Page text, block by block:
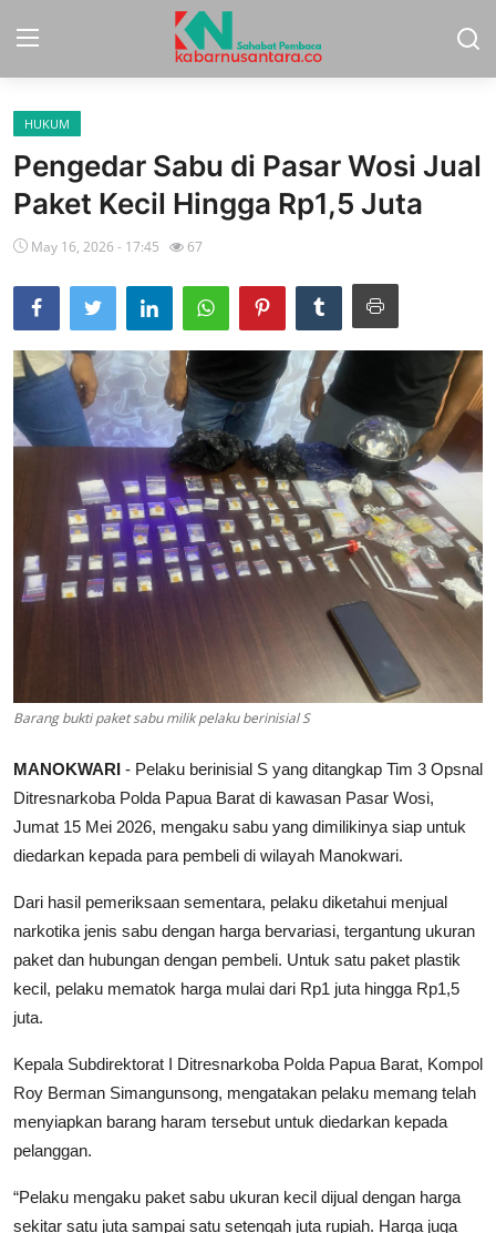
Home
Sport
Nasional
More
Daerah
Politik
Hukum
Parlementaria
HUKUM
Pengedar Sabu di Pasar Wosi Jual
Paket Kecil Hingga Rp1,5 Juta
May 16, 2026 - 17:45 67
Barang bukti paket sabu milik pelaku berinisial S
MANOKWARI - Pelaku berinisial S yang ditangkap Tim 3 Opsnal
Ditresnarkoba Polda Papua Barat di kawasan Pasar Wosi,
Jumat 15 Mei 2026, mengaku sabu yang dimilikinya siap untuk
diedarkan kepada para pembeli di wilayah Manokwari.
Dari hasil pemeriksaan sementara, pelaku diketahui menjual
narkotika jenis sabu dengan harga bervariasi, tergantung ukuran
paket dan hubungan dengan pembeli. Untuk satu paket plastik
kecil, pelaku mematok harga mulai dari Rp1 juta hingga Rp1,5
juta.
Kepala Subdirektorat I Ditresnarkoba Polda Papua Barat, Kompol
Roy Berman Simangunsong, mengatakan pelaku memang telah
menyiapkan barang haram tersebut untuk diedarkan kepada
pelanggan.
“Pelaku mengaku paket sabu ukuran kecil dijual dengan harga
sekitar satu juta sampai satu setengah juta rupiah. Harga juga